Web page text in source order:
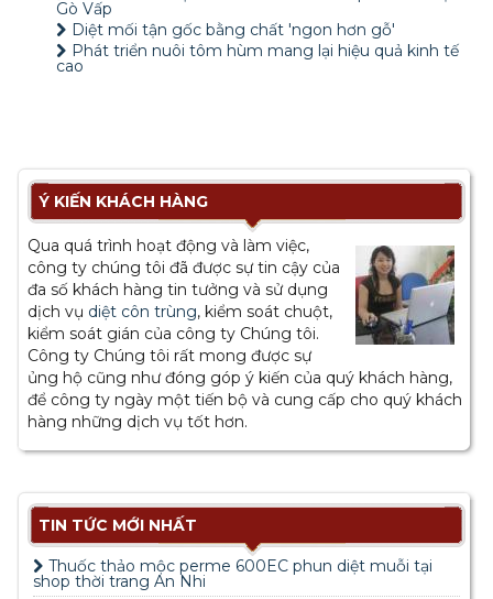
Gò Vấp
Diệt mối tận gốc bằng chất 'ngon hơn gỗ'
Phát triển nuôi tôm hùm mang lại hiệu quả kinh tế
cao
Ý KIẾN KHÁCH HÀNG
Qua quá trình hoạt động và làm việc,
công ty chúng tôi đã được sự tin cậy của
đa số khách hàng tin tưởng và sử dụng
dịch vụ diệt côn trùng, kiểm soát chuột,
kiểm soát gián của công ty Chúng tôi.
Công ty Chúng tôi rất mong được sự
ủng hộ cũng như đóng góp ý kiến của quý khách hàng,
để công ty ngày một tiến bộ và cung cấp cho quý khách
hàng những dịch vụ tốt hơn.
TIN TỨC MỚI NHẤT
Thuốc thảo mộc perme 600EC phun diệt muỗi tại
shop thời trang An Nhi